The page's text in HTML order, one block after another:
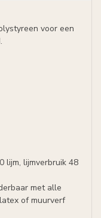
voor een
lijm, lijmverbruik 48
met alle
of muurverf